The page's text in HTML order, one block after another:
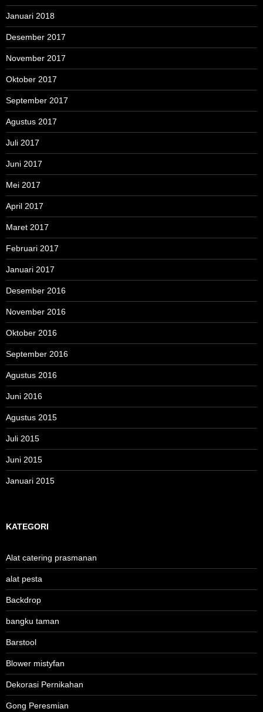
Januari 2018
Desember 2017
November 2017
Oktober 2017
September 2017
Agustus 2017
Juli 2017
Juni 2017
Mei 2017
April 2017
Maret 2017
Februari 2017
Januari 2017
Desember 2016
November 2016
Oktober 2016
September 2016
Agustus 2016
Juni 2016
Agustus 2015
Juli 2015
Juni 2015
Januari 2015
KATEGORI
Alat catering prasmanan
alat pesta
Backdrop
bangku taman
Barstool
Blower mistyfan
Dekorasi Pernikahan
Gong Peresmian